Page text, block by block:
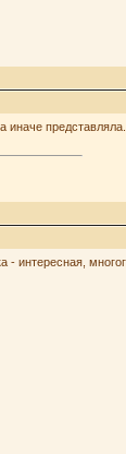
иначе представляла.
- интересная,